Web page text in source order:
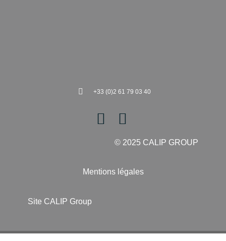
+33 (0)2 61 79 03 40
© 2025 CALIP GROUP
Mentions légales
Site CALIP Group